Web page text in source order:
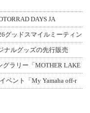
DAYS JA
グッドスマイルミーティン
ナルグッズの先行販売
グラリー「MOTHER LAKE
ベント「My Yamaha off-r